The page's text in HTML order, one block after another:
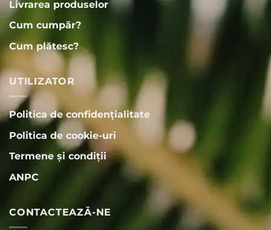
Livrarea produselor
Cum cumpăr?
Cum plătesc?
UTILIZATOR
Politica de confidențialitate
Politica de cookie-uri
Termene și condiții
ANPC
CONTACTEAZĂ-NE